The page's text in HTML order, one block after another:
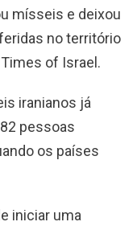
mísseis e deixou
no território
of Israel.
iranianos já
pessoas
os países
iniciar uma